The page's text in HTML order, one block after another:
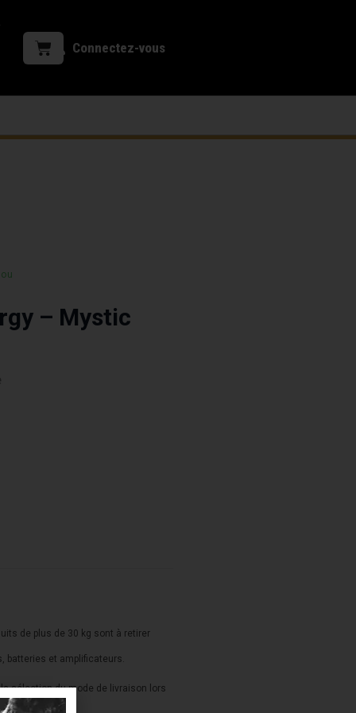
Connectez-vous
– Mystic
de plus de 30 kg sont à retirer
batteries et amplificateurs.
sélection du mode de livraison lors